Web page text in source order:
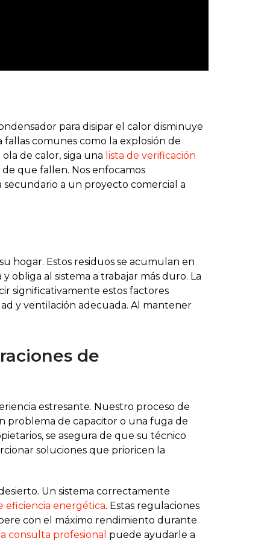
para disipar el calor disminuye
comunes como la explosión de
de calor, siga una lista de verificación
que fallen. Nos enfocamos
secundario a un proyecto comercial a
hogar. Estos residuos se acumulan en
obliga al sistema a trabajar más duro. La
significativamente estos factores
y ventilación adecuada. Al mantener
de
estresante. Nuestro proceso de
problema de capacitor o una fuga de
se asegura de que su técnico
soluciones que prioricen la
Un sistema correctamente
eficiencia energética. Estas regulaciones
con el máximo rendimiento durante
consulta profesional puede ayudarle a